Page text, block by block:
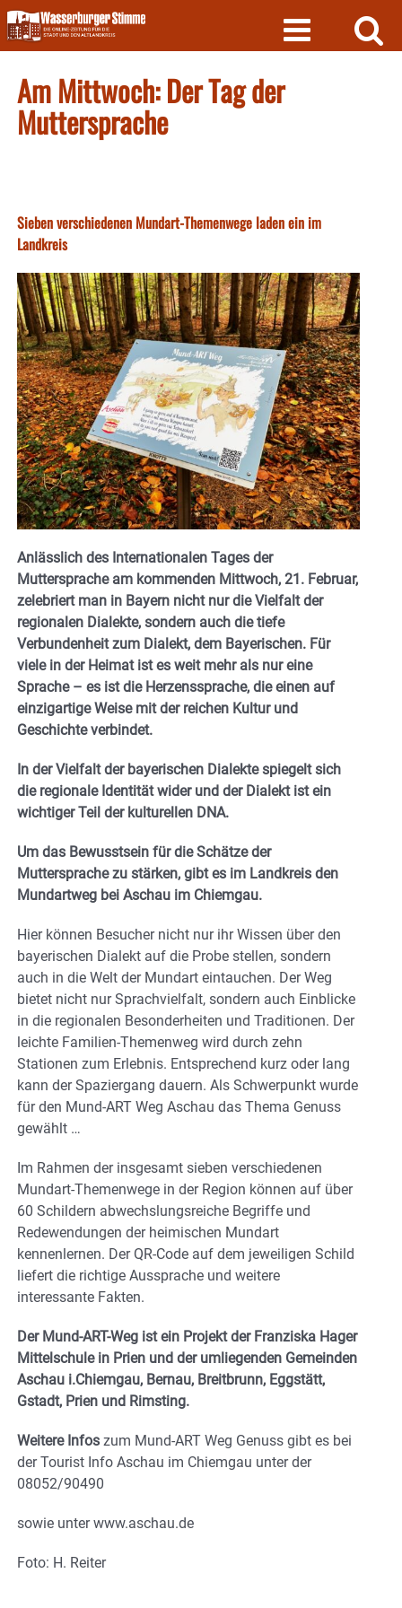
Skip
to
content
Am Mittwoch: Der Tag der
Muttersprache
Sieben verschiedenen Mundart-Themenwege laden ein im
Landkreis
Anlässlich des Internationalen Tages der
Muttersprache am kommenden Mittwoch, 21. Februar,
zelebriert man in Bayern nicht nur die Vielfalt der
regionalen Dialekte, sondern auch die tiefe
Verbundenheit zum Dialekt, dem Bayerischen. Für
viele in der Heimat ist es weit mehr als nur eine
Sprache – es ist die Herzenssprache, die einen auf
einzigartige Weise mit der reichen Kultur und
Geschichte verbindet.
In der Vielfalt der bayerischen Dialekte spiegelt sich
die regionale Identität wider und der Dialekt ist ein
wichtiger Teil der kulturellen DNA.
Um das Bewusstsein für die Schätze der
Muttersprache zu stärken, gibt es im Landkreis den
Mundartweg bei Aschau im Chiemgau.
Hier können Besucher nicht nur ihr Wissen über den
bayerischen Dialekt auf die Probe stellen, sondern
auch in die Welt der Mundart eintauchen. Der Weg
bietet nicht nur Sprachvielfalt, sondern auch Einblicke
in die regionalen Besonderheiten und Traditionen. Der
leichte Familien-Themenweg wird durch zehn
Stationen zum Erlebnis. Entsprechend kurz oder lang
kann der Spaziergang dauern. Als Schwerpunkt wurde
für den Mund-ART Weg Aschau das Thema Genuss
gewählt …
Im Rahmen der insgesamt sieben verschiedenen
Mundart-Themenwege in der Region können auf über
60 Schildern abwechslungsreiche Begriffe und
Redewendungen der heimischen Mundart
kennenlernen. Der QR-Code auf dem jeweiligen Schild
liefert die richtige Aussprache und weitere
interessante Fakten.
Der Mund-ART-Weg ist ein Projekt der Franziska Hager
Mittelschule in Prien und der umliegenden Gemeinden
Aschau i.Chiemgau, Bernau, Breitbrunn, Eggstätt,
Gstadt, Prien und Rimsting.
Weitere Infos zum Mund-ART Weg Genuss gibt es bei
der Tourist Info Aschau im Chiemgau unter der
08052/90490
sowie unter www.aschau.de
Foto: H. Reiter